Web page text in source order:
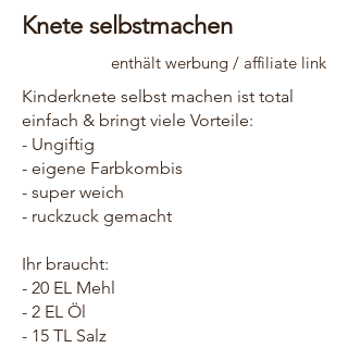
Knete selbstmachen
enthält werbung / affiliate link
Kinderknete selbst machen ist total
einfach & bringt viele Vorteile:
- Ungiftig
- eigene Farbkombis
- super weich
- ruckzuck gemacht
Ihr braucht:
- 20 EL Mehl
- 2 EL Öl
- 15 TL Salz